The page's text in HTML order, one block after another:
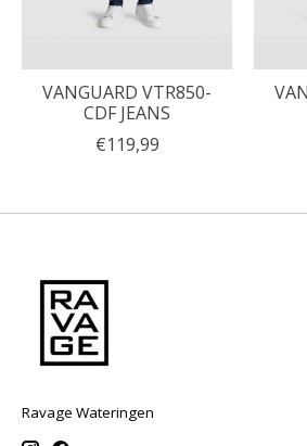
VANGUARD VTR850-
CDF JEANS
€119,99
Ravage Wateringen